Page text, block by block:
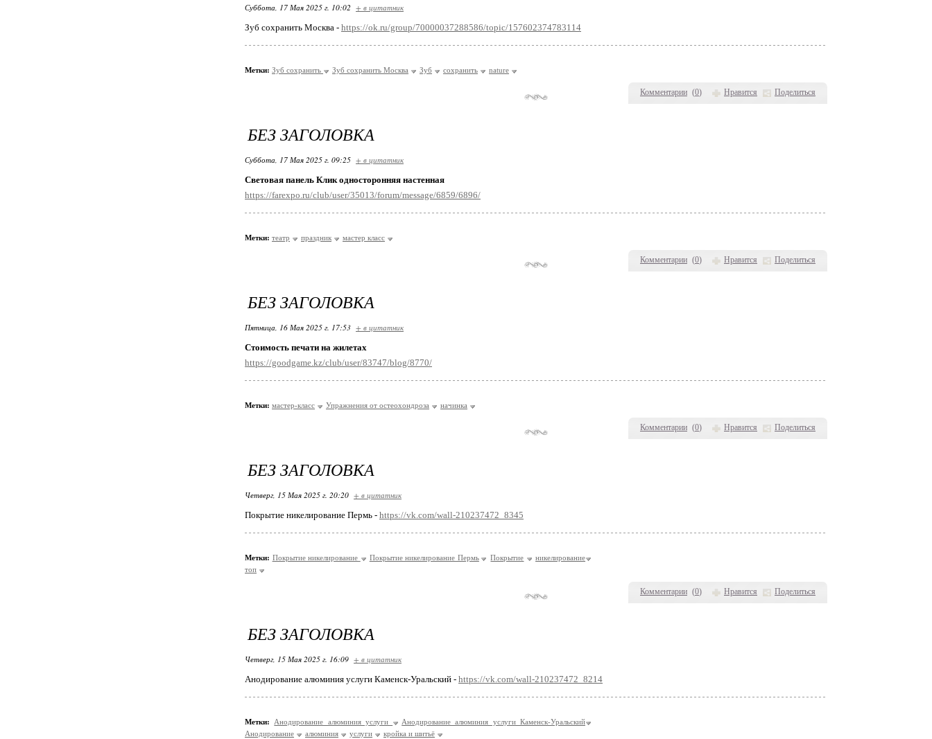
Комментарии (0) Нравится Поделиться
Суббота, 17 Мая 2025 г. 10:02 + в цитатник
Зуб сохранить Москва - https://ok.ru/group/70000037288586/topic/157602374783114
Метки: Зуб сохранить Зуб сохранить Москва Зуб сохранить nature
Комментарии (0) Нравится Поделиться
БЕЗ ЗАГОЛОВКА
Суббота, 17 Мая 2025 г. 09:25 + в цитатник
Световая панель Клик односторонняя настенная
https://farexpo.ru/club/user/35013/forum/message/6859/6896/
Метки: театр праздник мастер класс
Комментарии (0) Нравится Поделиться
БЕЗ ЗАГОЛОВКА
Пятница, 16 Мая 2025 г. 17:53 + в цитатник
Стоимость печати на жилетах
https://goodgame.kz/club/user/83747/blog/8770/
Метки: мастер-класс Упражнения от остеохондроза начинка
Комментарии (0) Нравится Поделиться
БЕЗ ЗАГОЛОВКА
Четверг, 15 Мая 2025 г. 20:20 + в цитатник
Покрытие никелирование Пермь - https://vk.com/wall-210237472_8345
Метки: Покрытие никелирование Покрытие никелирование Пермь Покрытие
никелирование
топ
БЕЗ ЗАГОЛОВКА
Четверг, 15 Мая 2025 г. 16:09 + в цитатник
Анодирование алюминия услуги Каменск-Уральский - https://vk.com/wall-210237472_8214
Метки: Анодирование алюминия услуги
Анодирование алюминия услуги Каменск-Уральский
Анодирование
алюминия услуги кройка и шитьё